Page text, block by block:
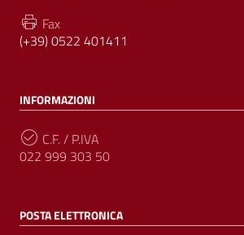
Fax
(+39) 0522 401411
INFORMAZIONI
C.F. / P.IVA
022 999 303 50
POSTA ELETTRONICA